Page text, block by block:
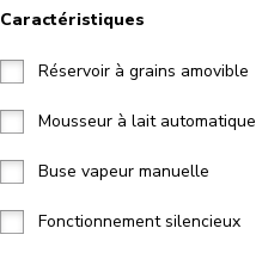
Caractéristiques
Réservoir à grains amovible
Mousseur à lait automatique
Buse vapeur manuelle
Fonctionnement silencieux